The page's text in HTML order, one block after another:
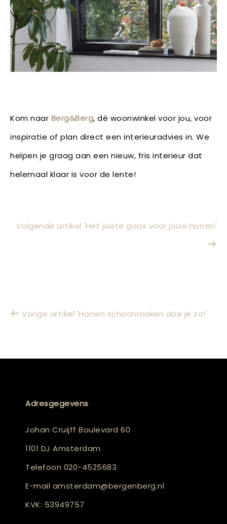
Kom naar Berg&Berg, dé woonwinkel voor jou, voor
inspiratie of plan direct een interieuradvies in. We
helpen je graag aan een nieuw, fris interieur dat
helemaal klaar is voor de lente!
Volgende artikel 'Het juiste gaas voor jouw horren'
Vorige artikel 'Horren schoonmaken doe je zo!'
Adresgegevens
Johan Cruijff Boulevard 60
1101 DJ Amsterdam
Telefoon 020-4525683
E-mail amsterdam@bergenberg.nl
KVK: 53949757